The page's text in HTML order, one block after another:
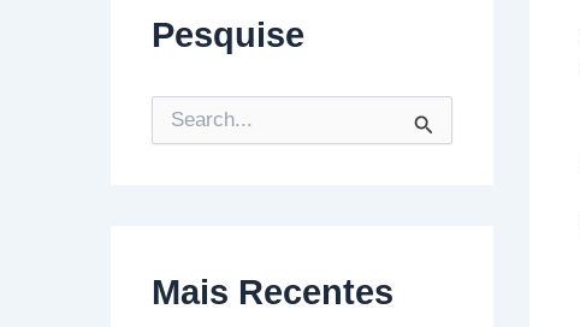
Pesquise
e
a
Mais Recentes